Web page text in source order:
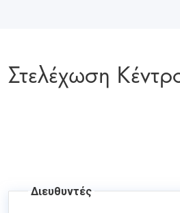
Στελέχωση
Διευθυντές